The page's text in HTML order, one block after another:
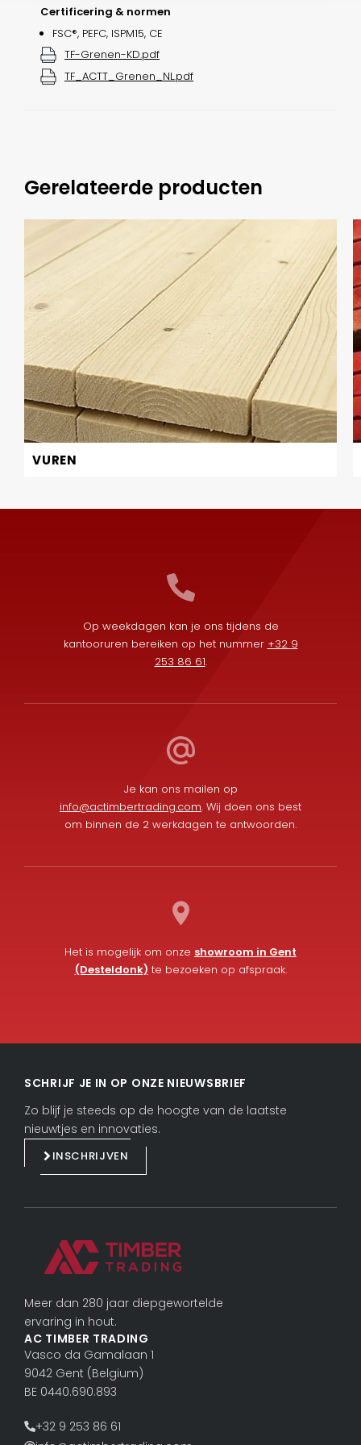
Certificering & normen
FSC®, PEFC, ISPM15, CE
TF-Grenen-KD.pdf
TF_ACTT_Grenen_NL.pdf
Gerelateerde producten
VUREN
Op weekdagen kan je ons tijdens de
kantooruren bereiken op het nummer +32 9
253 86 61.
Je kan ons mailen op
info@actimbertrading.com. Wij doen ons best
om binnen de 2 werkdagen te antwoorden.
Het is mogelijk om onze showroom in Gent
(Desteldonk) te bezoeken op afspraak.
SCHRIJF JE IN OP ONZE NIEUWSBRIEF
Zo blijf je steeds op de hoogte van de laatste
nieuwtjes en innovaties.
INSCHRIJVEN
Meer dan 280 jaar diepgewortelde
ervaring in hout.
AC TIMBER TRADING
Vasco da Gama­laan 1
9042 Gent (Belgium)
BE 0440.690.893
+32 9 253 86 61
k